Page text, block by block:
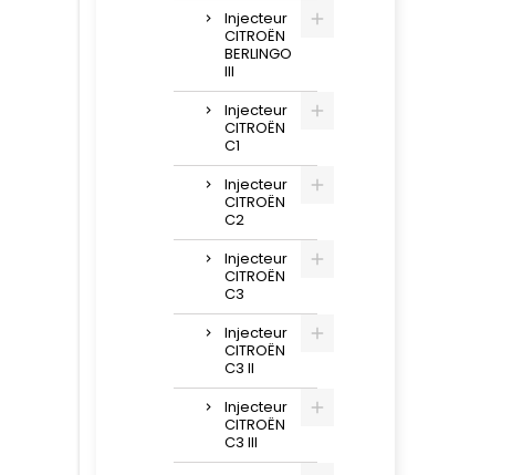
Injecteur
CITROËN
BERLINGO
III
Injecteur
CITROËN
C1
Injecteur
CITROËN
C2
Injecteur
CITROËN
C3
Injecteur
CITROËN
C3 II
Injecteur
CITROËN
C3 III